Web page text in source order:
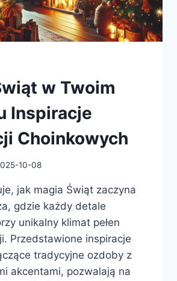
w Twoim
Inspiracje
Choinkowych
10-08
jak magia Świąt zaczyna
gdzie każdy detale
unikalny klimat pełen
Przedstawione inspiracje
tradycyjne ozdoby z
akcentami, pozwalają na